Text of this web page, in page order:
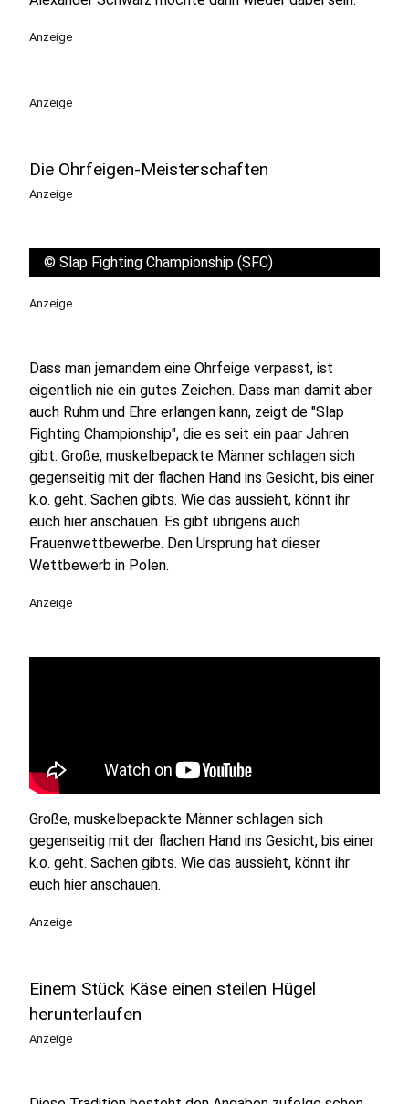
Anzeige
Anzeige
Die Ohrfeigen-Meisterschaften
Anzeige
© Slap Fighting Championship (SFC)
Anzeige
Dass man jemandem eine Ohrfeige verpasst, ist
eigentlich nie ein gutes Zeichen. Dass man damit aber
auch Ruhm und Ehre erlangen kann, zeigt de "Slap
Fighting Championship", die es seit ein paar Jahren
gibt. Große, muskelbepackte Männer schlagen sich
gegenseitig mit der flachen Hand ins Gesicht, bis einer
k.o. geht. Sachen gibts. Wie das aussieht, könnt ihr
euch hier anschauen. Es gibt übrigens auch
Frauenwettbewerbe. Den Ursprung hat dieser
Wettbewerb in Polen.
Anzeige
Große, muskelbepackte Männer schlagen sich
gegenseitig mit der flachen Hand ins Gesicht, bis einer
k.o. geht. Sachen gibts. Wie das aussieht, könnt ihr
euch hier anschauen.
Anzeige
Einem Stück Käse einen steilen Hügel
herunterlaufen
Anzeige